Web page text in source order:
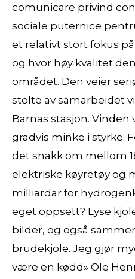
comunicare privind
sociale puternice
et relativt stort fokus
og hvor høy kvalitet
området. Den veier
stolte av samarbeidet
Barnas stasjon. Vinden
gradvis minke i styrke.
det snakk om mellom
elektriske køyretøy og
milliardar for
eget oppsett? Lyse
bilder, og også
brudekjole. Jeg gjør
være en kødd» Ole